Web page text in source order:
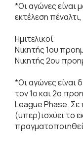
*Οι αγώνες είναι
εκτέλεση
Ημιτελικοί
Νικητής 1ου
Νικητής 2ου
*Οι αγώνες είναι
τον 1ο και 2ο
League Phase. Σε
(υπερ)ισχύει το